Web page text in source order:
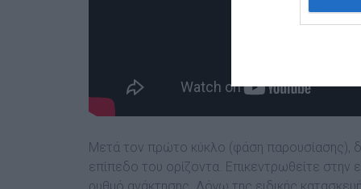
Μετά τον πρώτο κύκλο (φάση παρουσίασης),
επίπεδο του ορίζοντα. Επικεντρωθείτε
ρυθμό ανάκτησης. Λόγω της ειδικής